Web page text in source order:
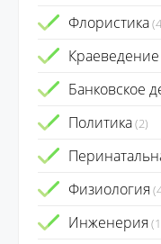
Флористика
Краеведение
Банковское
Политика(2)
Физиология
Инженерия